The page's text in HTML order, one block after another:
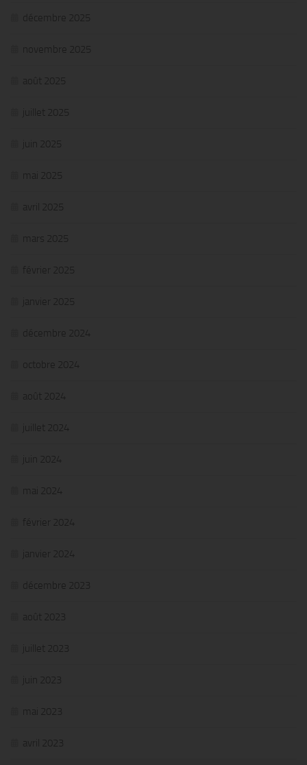
décembre 2025
novembre 2025
août 2025
juillet 2025
juin 2025
mai 2025
avril 2025
mars 2025
février 2025
janvier 2025
décembre 2024
octobre 2024
août 2024
juillet 2024
juin 2024
mai 2024
février 2024
janvier 2024
décembre 2023
août 2023
juillet 2023
juin 2023
mai 2023
avril 2023